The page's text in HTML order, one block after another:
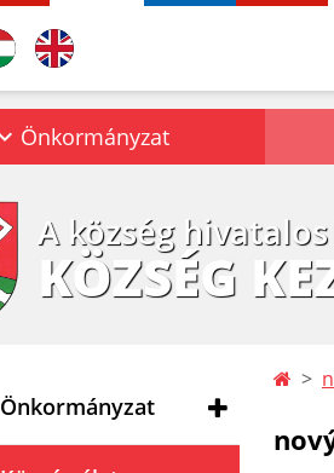
Önkormányzat
A község
KÖZSÉG
Önkormányzat